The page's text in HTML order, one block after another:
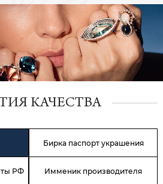
КАЧЕСТВА
Бирка паспорт украшения
РФ Имменик производителя